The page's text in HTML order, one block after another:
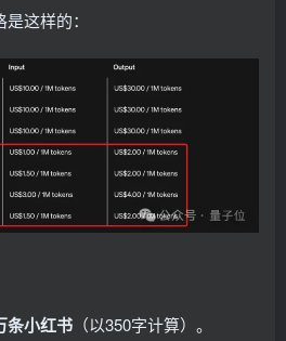
这样的：
条小红书 （以350字计算）。